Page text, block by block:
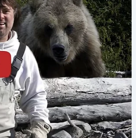
обознались, —
в голосе сказал Георгий и
в полном шоке. Слёзы
щекам. В машине я только и
Почему она так поступила?
Женя. Всё не просто